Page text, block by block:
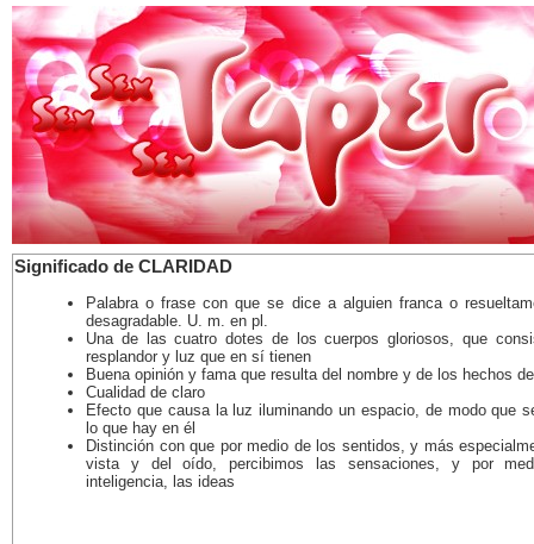
Significado de CLARIDAD
Palabra o frase con que se dice a alguien franca o
desagradable. U. m. en pl.
Una de las cuatro dotes de los cuerpos gloriosos, que
resplandor y luz que en sí tienen
Buena opinión y fama que resulta del nombre y de los hechos
Cualidad de claro
Efecto que causa la luz iluminando un espacio, de modo que
lo que hay en él
Distinción con que por medio de los sentidos, y más
vista y del oído, percibimos las sensaciones, y por
inteligencia, las ideas